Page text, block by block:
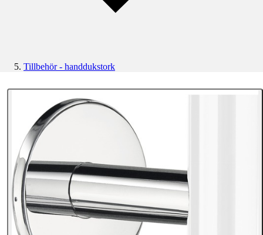
Tillbehör - handdukstork